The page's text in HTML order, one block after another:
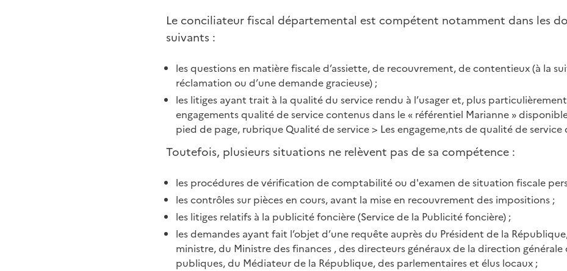
Le conciliateur fiscal départemental est compétent notamment dans les
suivants :
les questions en matière fiscale d’assiette, de recouvrement, de contentieux (à la
réclamation ou d’une demande gracieuse) ;
les litiges ayant trait à la qualité du service rendu à l’usager et, plus
engagements qualité de service contenus dans le « référentiel Marianne »
pied de page, rubrique Qualité de service > Les engageme,nts de qualité de service
Toutefois, plusieurs situations ne relèvent pas de sa compétence :
les procédures de vérification de comptabilité ou d'examen de situation fiscale
les contrôles sur pièces en cours, avant la mise en recouvrement des impositions ;
les litiges relatifs à la publicité foncière (Service de la Publicité foncière) ;
les demandes ayant fait l’objet d’une requête auprès du Président de la
ministre, du Ministre des finances , des directeurs généraux de la direction générale
publiques, du Médiateur de la République, des parlementaires et élus locaux ;